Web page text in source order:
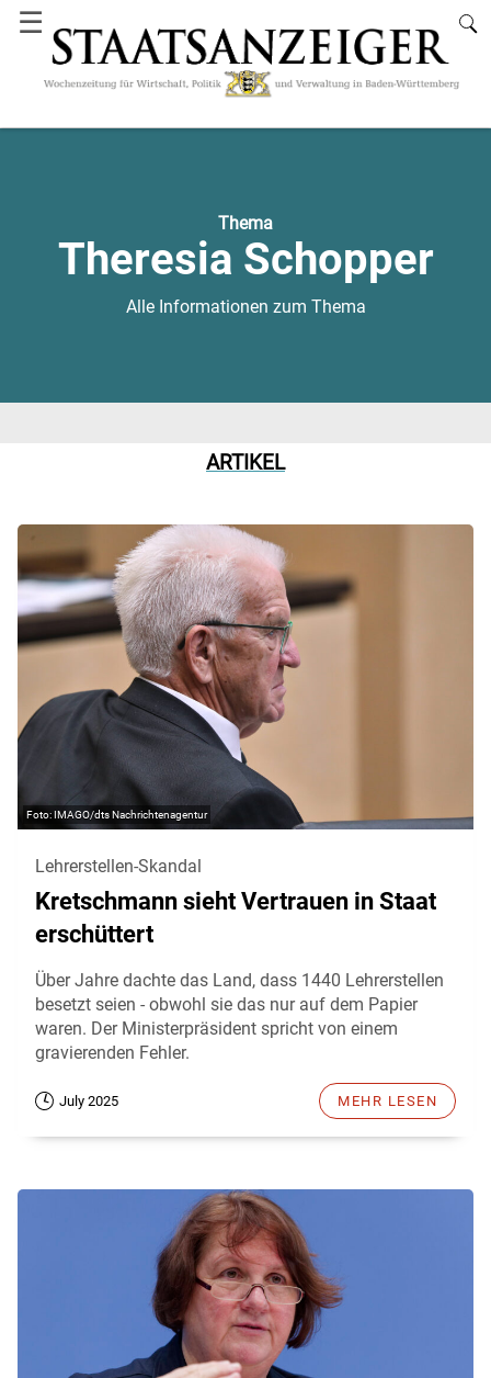
☰
Thema
Theresia Schopper
Alle Informationen zum Thema
ARTIKEL
IMAGO/dts Nachrichtenagentur
Lehrerstellen-Skandal
Kretschmann sieht Vertrauen in Staat
erschüttert
Über Jahre dachte das Land, dass 1440 Lehrerstellen
besetzt seien - obwohl sie das nur auf dem Papier
waren. Der Ministerpräsident spricht von einem
gravierenden Fehler.
July 2025 MEHR LESEN